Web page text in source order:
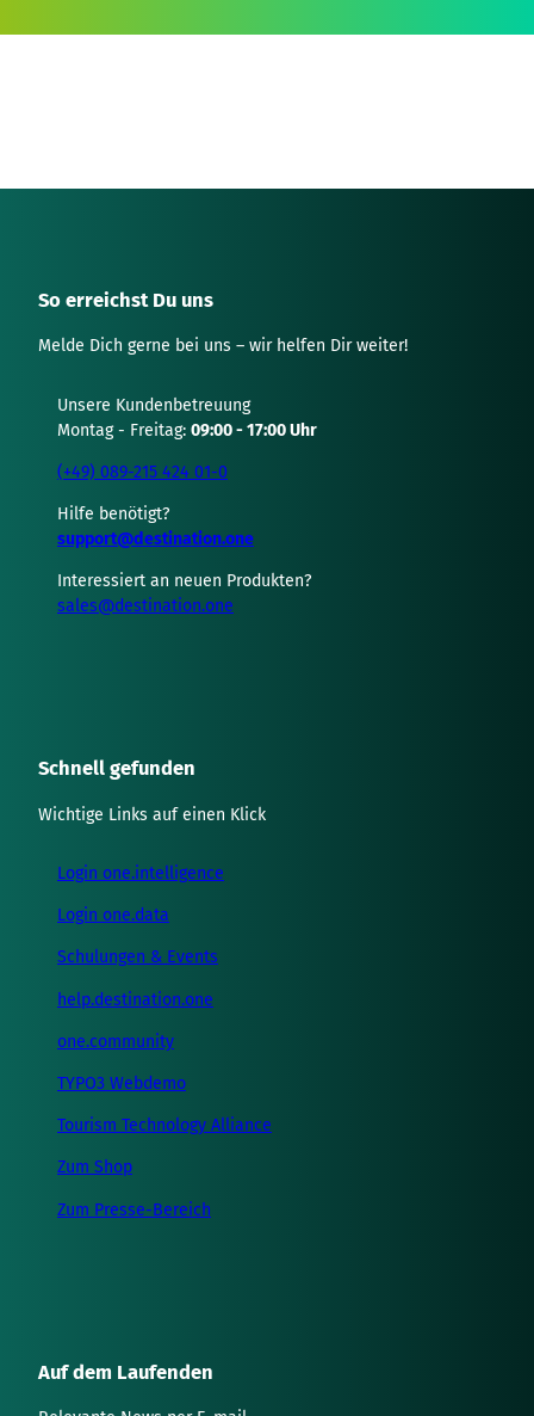
So erreichst Du uns
Melde Dich gerne bei uns – wir helfen Dir weiter!
Unsere Kundenbetreuung
Montag - Freitag: 09:00 - 17:00 Uhr
(+49) 089-215 424 01-0
Hilfe benötigt?
support@destination.one
Interessiert an neuen Produkten?
sales@destination.one
Schnell gefunden
Wichtige Links auf einen Klick
Login one.intelligence
Login one.data
Schulungen & Events
help.destination.one
one.community
TYPO3 Webdemo
Tourism Technology Alliance
Zum Shop
Zum Presse-Bereich
Auf dem Laufenden